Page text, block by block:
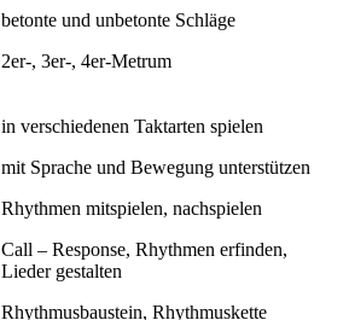
betonte und unbetonte Schläge
2er-, 3er-, 4er-Metrum
in verschiedenen Taktarten spielen
mit Sprache und Bewegung unterstützen
Rhythmen mitspielen, nachspielen
Call – Response, Rhythmen erfinden,
Lieder gestalten
Rhythmusbaustein, Rhythmuskette